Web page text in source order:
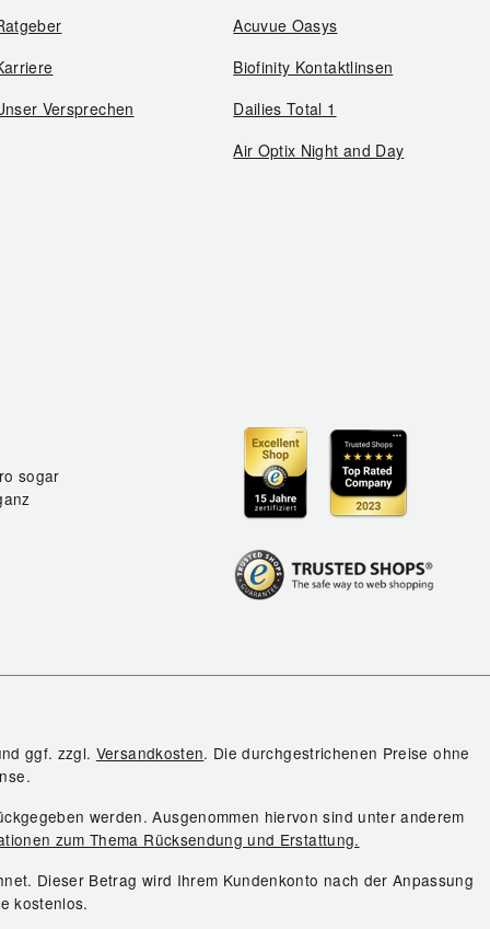
Versprechen
Acuvue Oasys
Biofinity Kontaktlinsen
Dailies Total 1
Air Optix Night and Day
sogar
ggf. zzgl. Versandkosten. Die durchgestrichenen Preise ohne
werden. Ausgenommen hiervon sind unter anderem
zum Thema Rücksendung und Erstattung.
Dieser Betrag wird Ihrem Kundenkonto nach der Anpassung
kostenlos.